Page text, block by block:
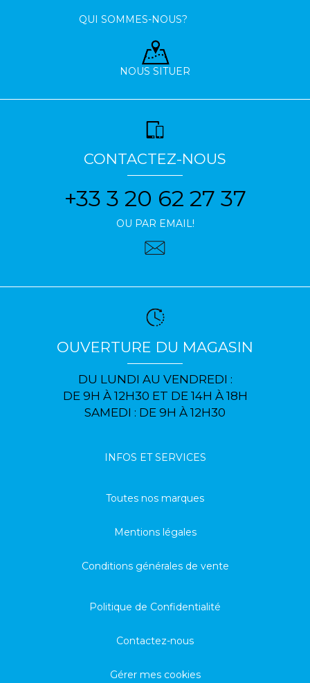
QUI SOMMES-NOUS?
NOUS SITUER
CONTACTEZ-NOUS
+33 3 20 62 27 37
OU PAR EMAIL!
OUVERTURE DU MAGASIN
DU LUNDI AU VENDREDI :
DE 9H À 12H30 ET DE 14H À 18H
SAMEDI : DE 9H À 12H30
INFOS ET SERVICES
Toutes nos marques
Mentions légales
Conditions générales de vente
Politique de Confidentialité
Contactez-nous
Gérer mes cookies